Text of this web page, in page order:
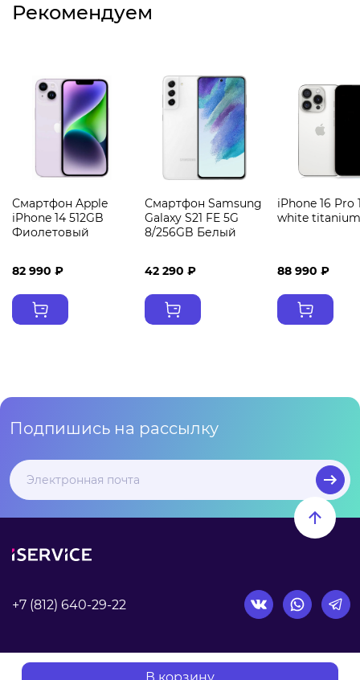
Рекомендуем
Смартфон Apple
iPhone 14 512GB
Фиолетовый
82 990 ₽
Смартфон Samsung
Galaxy S21 FE 5G
8/256GB Белый
42 290 ₽
iPhone 16 Pro
white titanium
88 990 ₽
Подпишись на рассылку
+7 (812) 640-29-22
Согласие на обработку персональных данных
В корзину